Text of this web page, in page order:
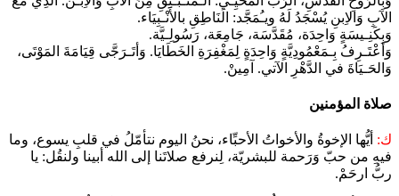
الآبِ وَالاِبنِ يُسْجَدُ لَهُ ويـُمَجَّد: الَنَاطِقِ بالأَنْـبِيَاء.
وَبِكَنِـيسَةٍ وَاحِدَة، مُقَدَّسَة، جَامِعَة، رَسُولِـيَّة.
وَأعْتَـرِفُ بِـمَعْمُودِيَّةٍ وَاحِدَةٍ لِمَغْفِرَةِ الخَطَايَا. وَأتَـرَجَّى قِيَامَةَ المَوْتَى،
وَالحَـيَاةَ في الدَّهْرِ الآتي. آمِينْ.
صلاة المؤمنين
ك: أيُّها الإخوةُ والأخواتُ الأحبِّاء، نحنُ اليوم نتأمّلُ في قلبِ يسوع، وما
فيهِ من حبّ وَرَحمة للبشريّة، لِنرفع صلاتَنا إلى الله أبينا ولنقُل: يا
ربُّ ارحَمْ.